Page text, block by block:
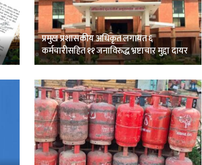
प्रमुख प्रशासकीय अधिकृत लगायत ६
कर्मचारीसहित ११ जनाविरुद्ध भ्रष्टाचार मुद्दा दायर